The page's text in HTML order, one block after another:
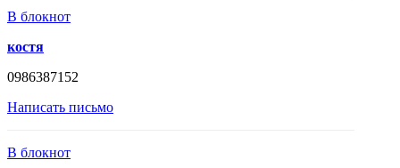
В блокнот
костя
0986387152
Написать письмо
В блокнот